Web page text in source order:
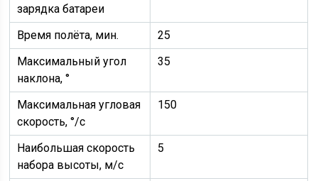
зарядка батареи
Время полёта, мин.
25
Максимальный угол
наклона, °
35
Максимальная угловая
скорость, °/с
150
Наибольшая скорость
набора высоты, м/с
5